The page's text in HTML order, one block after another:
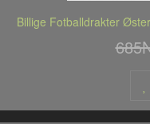
Billige Fotballdrakter